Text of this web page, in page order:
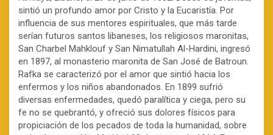
sintió un profundo amor por Cristo y la Eucaristía. Por
influencia de sus mentores espirituales, que más tarde
serían futuros santos libaneses, los religiosos maronitas,
San Charbel Mahklouf y San Nimatullah Al-Hardini, ingresó
en 1897, al monasterio maronita de San José de Batroun.
Rafka se caracterizó por el amor que sintió hacia los
enfermos y los niños abandonados. En 1899 sufrió
diversas enfermedades, quedó paralítica y ciega, pero su
fe no se quebrantó, y ofreció sus dolores físicos para
propiciación de los pecados de toda la humanidad, sobre